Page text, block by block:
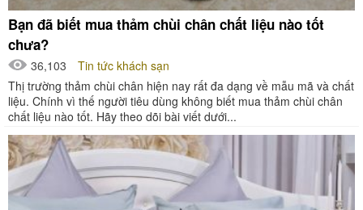
Bạn đã biết mua thảm chùi chân chất liệu nào tốt
chưa?
36,103
Tin tức khách sạn
Thị trường thảm chùi chân hiện nay rất đa dạng về mẫu mã và chất
liệu. Chính vì thế người tiêu dùng không biết mua thảm chùi chân
chất liệu nào tốt. Hãy theo dõi bài viết dưới...